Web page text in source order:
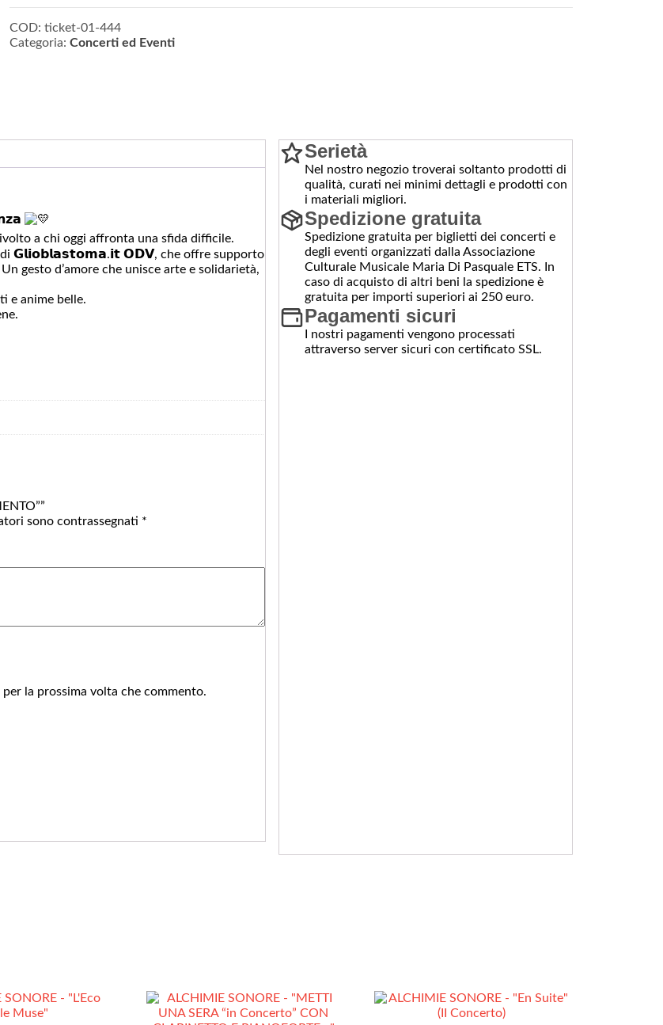
COD: ticket-01-444
Categoria: Concerti ed Eventi
a chi oggi affronta una sfida difficile.
𝗚𝗹𝗶𝗼𝗯𝗹𝗮𝘀𝘁𝗼𝗺𝗮.𝗶𝘁 𝗢𝗗𝗩, che offre supporto
gesto d’amore che unisce arte e solidarietà,
e anime belle.
sono contrassegnati *
la prossima volta che commento.
Serietà
Nel nostro negozio troverai soltanto prodotti di
qualità, curati nei minimi dettagli e prodotti con
i materiali migliori.
Spedizione gratuita
Spedizione gratuita per biglietti dei concerti e
degli eventi organizzati dalla Associazione
Culturale Musicale Maria Di Pasquale ETS. In
caso di acquisto di altri beni la spedizione è
gratuita per importi superiori ai 250 euro.
Pagamenti sicuri
I nostri pagamenti vengono processati
attraverso server sicuri con certificato SSL.